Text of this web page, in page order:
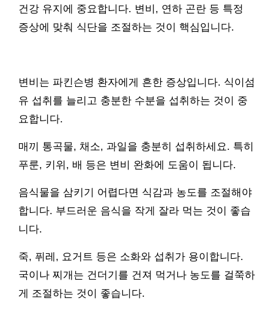
건강 유지에 중요합니다. 변비, 연하 곤란 등 특정
증상에 맞춰 식단을 조절하는 것이 핵심입니다.
변비는 파킨슨병 환자에게 흔한 증상입니다. 식이섬
유 섭취를 늘리고 충분한 수분을 섭취하는 것이 중
요합니다.
매끼 통곡물, 채소, 과일을 충분히 섭취하세요. 특히
푸룬, 키위, 배 등은 변비 완화에 도움이 됩니다.
음식물을 삼키기 어렵다면 식감과 농도를 조절해야
합니다. 부드러운 음식을 작게 잘라 먹는 것이 좋습
니다.
죽, 퓌레, 요거트 등은 소화와 섭취가 용이합니다.
국이나 찌개는 건더기를 건져 먹거나 농도를 걸쭉하
게 조절하는 것이 좋습니다.